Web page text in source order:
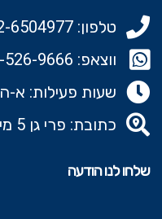
טלפון: 02-6504977
ווצאפ: 050-526-9666‬
שעות פעילות: א-ה 09:00-16:00
כתובת: פרי גן 5 מישור אדומים
שלחו לנו הודעה